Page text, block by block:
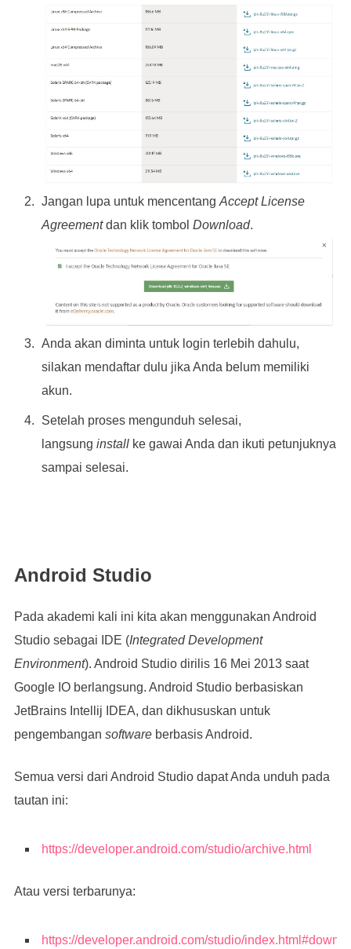
Jangan lupa untuk mencentang Accept License
Agreementdan klik tombol Download.
Anda akan diminta untuk login terlebih dahulu,
silakan mendaftar dulu jika Anda belum memiliki
akun.
Setelah proses mengunduh selesai,
langsung installke gawai Anda dan ikuti petunjuknya
sampai selesai.
Android Studio
Pada akademi kali ini kita akan menggunakan Android
Studio sebagai IDE (Integrated Development
Environment). Android Studio dirilis 16 Mei 2013 saat
Google IO berlangsung. Android Studio berbasiskan
JetBrains Intellij IDEA, dan dikhususkan untuk
pengembangan softwareberbasis Android.
Semua versi dari Android Studio dapat Anda unduh pada
tautan ini:
https://developer.android.com/studio/archive.html
Atau versi terbarunya:
https://developer.android.com/studio/